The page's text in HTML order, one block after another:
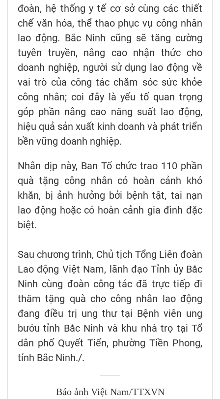
đoàn, hệ thống y tế cơ sở cùng các thiết
chế văn hóa, thể thao phục vụ công nhân
lao động. Bắc Ninh cũng sẽ tăng cường
tuyên truyền, nâng cao nhận thức cho
doanh nghiệp, người sử dụng lao động về
vai trò của công tác chăm sóc sức khỏe
công nhân; coi đây là yếu tố quan trọng
góp phần nâng cao năng suất lao động,
hiệu quả sản xuất kinh doanh và phát triển
bền vững doanh nghiệp.
Nhân dịp này, Ban Tổ chức trao 110 phần
quà tặng công nhân có hoàn cảnh khó
khăn, bị ảnh hưởng bởi bệnh tật, tai nạn
lao động hoặc có hoàn cảnh gia đình đặc
biệt.
Sau chương trình, Chủ tịch Tổng Liên đoàn
Lao động Việt Nam, lãnh đạo Tỉnh ủy Bắc
Ninh cùng đoàn công tác đã trực tiếp đi
thăm tặng quà cho công nhân lao động
đang điều trị ung thư tại Bệnh viên ung
bướu tỉnh Bắc Ninh và khu nhà trọ tại Tổ
dân phố Quyết Tiến, phường Tiền Phong,
tỉnh Bắc Ninh./.
Báo ảnh Việt Nam/TTXVN